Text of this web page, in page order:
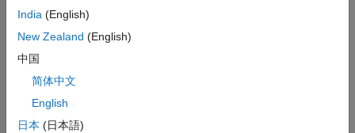
테이블
코드 가속화 시의 테이블 정의 및 사용
categorical형 배열
코드 가속화 시의 categorical형 배열 정의 및 사용
datetime형 배열
코드 가속화 시의 datetime형 배열 정의 및 사용
duration형 배열
India (English)
New Zealand (English)
中国
简体中文
English
日本 (日本語)